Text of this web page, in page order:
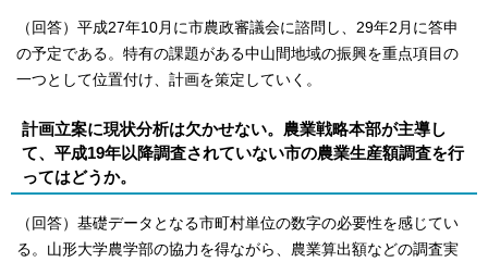
（回答）平成27年10月に市農政審議会に諮問し、29年2月に答申
の予定である。特有の課題がある中山間地域の振興を重点項目の
一つとして位置付け、計画を策定していく。
計画立案に現状分析は欠かせない。農業戦略本部が主導し
て、平成19年以降調査されていない市の農業生産額調査を行
ってはどうか。
（回答）基礎データとなる市町村単位の数字の必要性を感じてい
る。山形大学農学部の協力を得ながら、農業算出額などの調査実